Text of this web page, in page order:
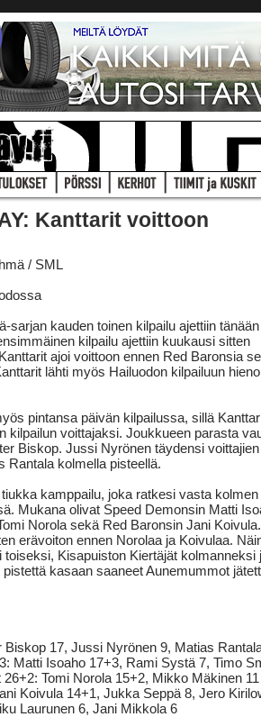
Kanttarit voittoon
/ SML
sarjan kauden toinen kilpailu ajettiin tänään
kilpailu ajettiin kuukausi sitten
ajoi voittoon ennen Red Baronsia
lähti myös Hailuodon kilpailuun
pintansa päivän kilpailussa, sillä
kilpailun voittajaksi. Joukkueen parasta
Biskop. Jussi Nyrönen täydensi
Rantala kolmella pisteellä.
kamppailu, joka ratkesi vasta
Mukana olivat Speed Demonsin Matti
Norola sekä Red Baronsin Jani
erävoiton ennen Norolaa ja Koivulaa.
toiseksi, Kisapuiston Kiertäjät kolmanneksi
kasaan saaneet Aunemummot
Biskop 17, Jussi Nyrönen 9, Matias
Matti Isoaho 17+3, Rami Systä 7, Timo
Tomi Norola 15+2, Mikko Mäkinen 11
Koivula 14+1, Jukka Seppä 8, Jero
Laurunen 6, Jani Mikkola 6